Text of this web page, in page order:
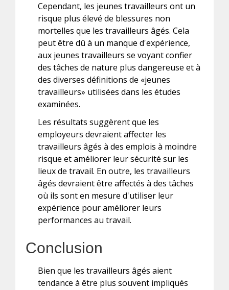
Cependant, les jeunes travailleurs ont un
risque plus élevé de blessures non
mortelles que les travailleurs âgés. Cela
peut être dû à un manque d'expérience,
aux jeunes travailleurs se voyant confier
des tâches de nature plus dangereuse et à
des diverses définitions de «jeunes
travailleurs» utilisées dans les études
examinées.
Les résultats suggèrent que les
employeurs devraient affecter les
travailleurs âgés à des emplois à moindre
risque et améliorer leur sécurité sur les
lieux de travail. En outre, les travailleurs
âgés devraient être affectés à des tâches
où ils sont en mesure d'utiliser leur
expérience pour améliorer leurs
performances au travail.
Conclusion
Bien que les travailleurs âgés aient
tendance à être plus souvent impliqués